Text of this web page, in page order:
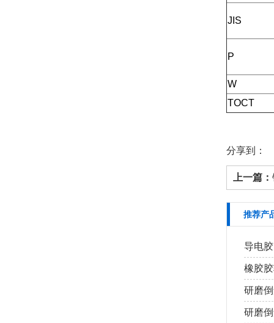
JIS
P
W
TOCT
分享到：
上一篇：
推荐产
导电
橡胶
研磨
研磨